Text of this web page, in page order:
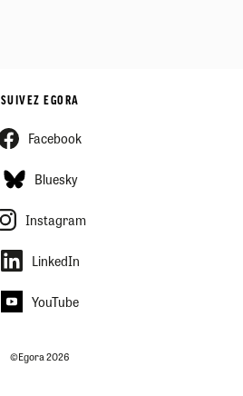
SUIVEZ EGORA
Facebook
Bluesky
Instagram
LinkedIn
YouTube
©Egora 2026